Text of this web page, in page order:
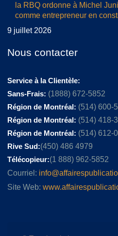
la RBQ ordonne à Michel
comme entrepreneur en
9 juillet 2026
Nous contacter
Service à la Clientèle:
Sans-Frais: (1888) 672-5852
Région de Montréal: (514) 600-
Région de Montréal: (514) 418-
Région de Montréal: (514) 612-
Rive Sud:(450) 486 4979
Télécopieur:(1 888) 962-5852
Courriel:
Site Web: